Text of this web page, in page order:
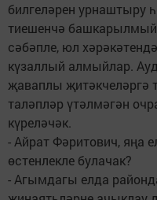
билгеләрен урнаштыру
тиешенчә
сәбәпле, юл
күзаллый алмыйлар.
җаваплы җитәкчеләргә
таләпләр үтәлмәгән
күреләчәк.
- Айрат Фәритович, яңа
өстенлекле булачак?
- Агымдагы елда